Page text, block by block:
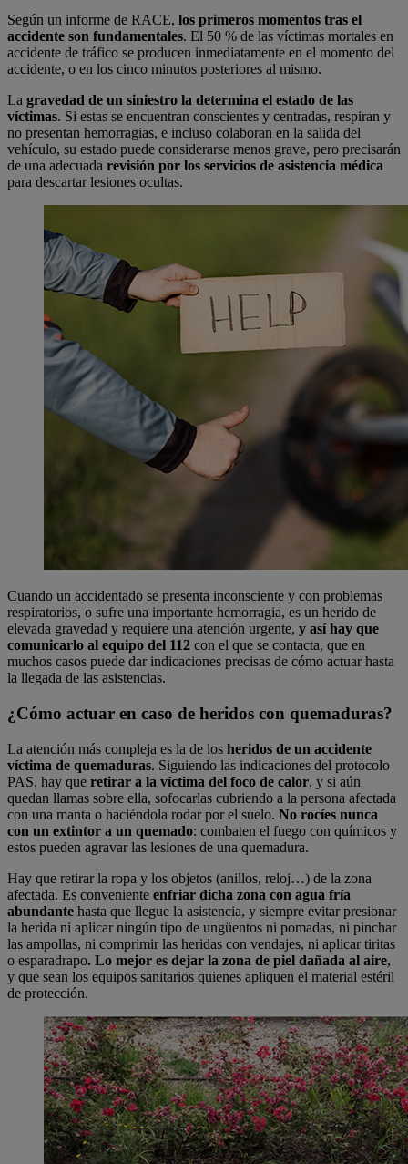
Según un informe de RACE, los primeros momentos tras el
accidente son fundamentales. El 50 % de las víctimas mortales en
accidente de tráfico se producen inmediatamente en el momento del
accidente, o en los cinco minutos posteriores al mismo.
La gravedad de un siniestro la determina el estado de las
víctimas. Si estas se encuentran conscientes y centradas, respiran y
no presentan hemorragias, e incluso colaboran en la salida del
vehículo, su estado puede considerarse menos grave, pero precisarán
de una adecuada revisión por los servicios de asistencia médica
para descartar lesiones ocultas.
Cuando un accidentado se presenta inconsciente y con problemas
respiratorios, o sufre una importante hemorragia, es un herido de
elevada gravedad y requiere una atención urgente, y así hay que
comunicarlo al equipo del 112 con el que se contacta, que en
muchos casos puede dar indicaciones precisas de cómo actuar hasta
la llegada de las asistencias.
¿Cómo actuar en caso de heridos con quemaduras?
La atención más compleja es la de los heridos de un accidente
víctima de quemaduras. Siguiendo las indicaciones del protocolo
PAS, hay que retirar a la víctima del foco de calor, y si aún
quedan llamas sobre ella, sofocarlas cubriendo a la persona afectada
con una manta o haciéndola rodar por el suelo. No rocíes nunca
con un extintor a un quemado: combaten el fuego con químicos y
estos pueden agravar las lesiones de una quemadura.
Hay que retirar la ropa y los objetos (anillos, reloj…) de la zona
afectada. Es conveniente enfriar dicha zona con agua fría
abundante hasta que llegue la asistencia, y siempre evitar presionar
la herida ni aplicar ningún tipo de ungüentos ni pomadas, ni pinchar
las ampollas, ni comprimir las heridas con vendajes, ni aplicar tiritas
o esparadrapo. Lo mejor es dejar la zona de piel dañada al aire,
y que sean los equipos sanitarios quienes apliquen el material estéril
de protección.